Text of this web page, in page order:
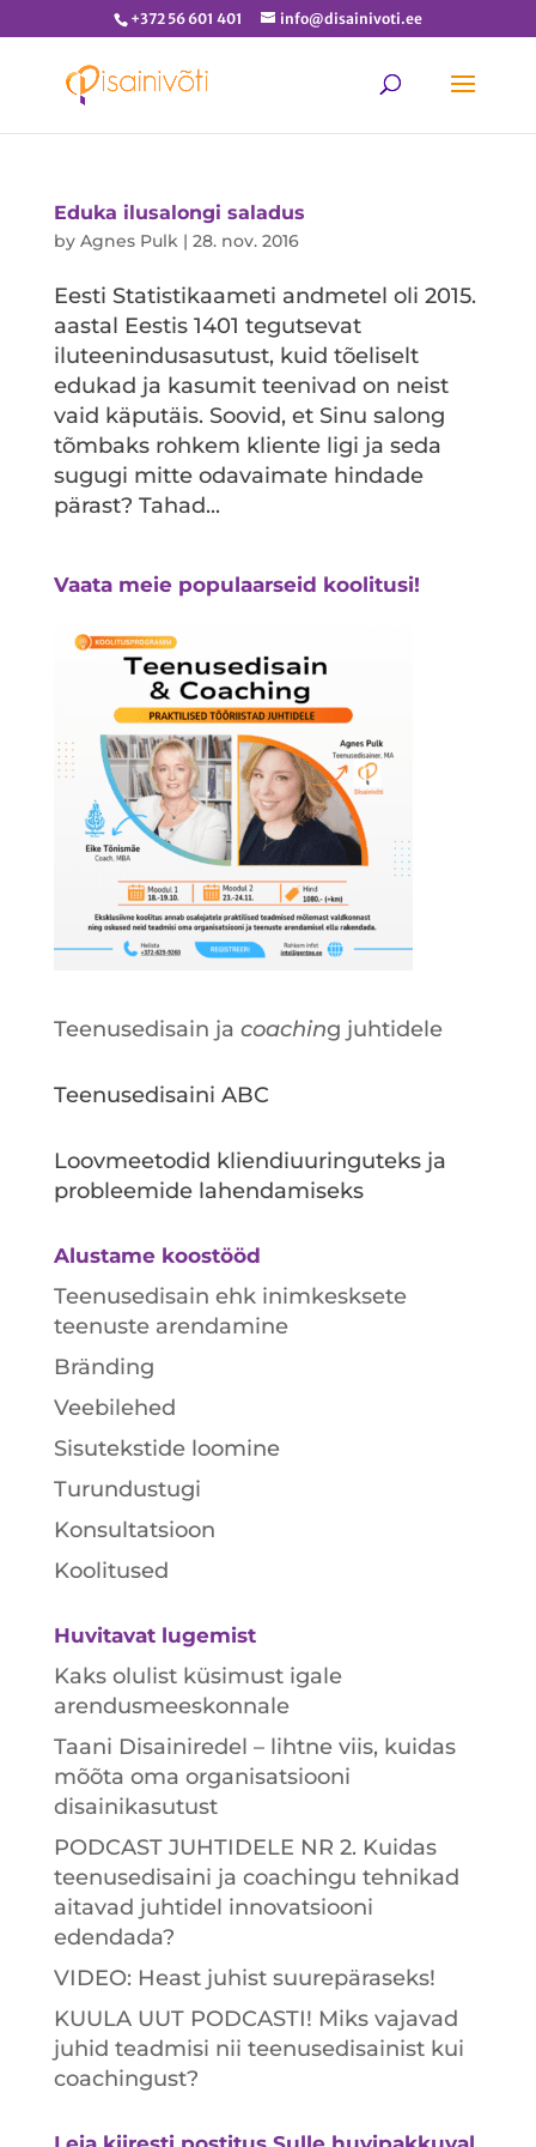
+372 56 601 401 info@disainivoti.ee
Eduka ilusalongi saladus
by Agnes Pulk| 28. nov. 2016
Eesti Statistikaameti andmetel oli 2015.
aastal Eestis 1401 tegutsevat
iluteenindusasutust, kuid tõeliselt
edukad ja kasumit teenivad on neist
vaid käputäis. Soovid, et Sinu salong
tõmbaks rohkem kliente ligi ja seda
sugugi mitte odavaimate hindade
pärast? Tahad...
Vaata meie populaarseid koolitusi!
Teenusedisain ja coaching juhtidele
Teenusedisaini ABC
Loovmeetodid kliendiuuringuteks ja
probleemide lahendamiseks
Alustame koostööd
Teenusedisain ehk inimkesksete
teenuste arendamine
Bränding
Veebilehed
Sisutekstide loomine
Turundustugi
Konsultatsioon
Koolitused
Huvitavat lugemist
Kaks olulist küsimust igale
arendusmeeskonnale
Taani Disainiredel – lihtne viis, kuidas
mõõta oma organisatsiooni
disainikasutust
PODCAST JUHTIDELE NR 2. Kuidas
teenusedisaini ja coachingu tehnikad
aitavad juhtidel innovatsiooni
edendada?
VIDEO: Heast juhist suurepäraseks!
KUULA UUT PODCASTI! Miks vajavad
juhid teadmisi nii teenusedisainist kui
coachingust?